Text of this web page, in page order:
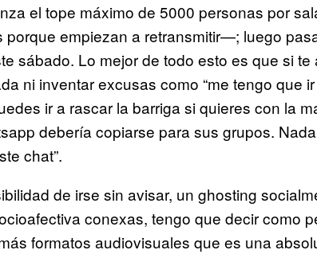
el tope máximo de 5000 personas por
porque empiezan a retransmitir—; luego
sábado. Lo mejor de todo esto es que si
ni inventar excusas como “me tengo que
ir a rascar la barriga si quieres con la
debería copiarse para sus grupos.
chat”.
de irse sin avisar, un ghosting
conexas, tengo que decir como
formatos audiovisuales que es una